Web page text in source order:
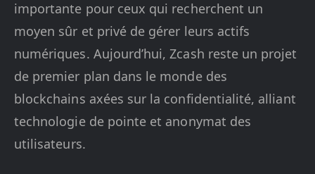
importante pour ceux qui recherchent un
moyen sûr et privé de gérer leurs actifs
numériques. Aujourd’hui, Zcash reste un projet
de premier plan dans le monde des
blockchains axées sur la confidentialité, alliant
technologie de pointe et anonymat des
utilisateurs.